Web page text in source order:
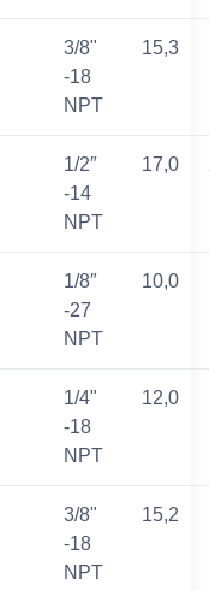
3/8"
-18
NPT
15,3
1/2″
-14
NPT
17,0
1/8″
-27
NPT
10,0
1/4"
-18
NPT
12,0
3/8"
-18
NPT
15,2